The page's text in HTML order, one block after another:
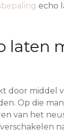
echo
laten
door middel
Op die
van het